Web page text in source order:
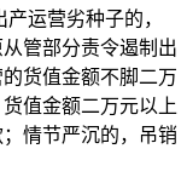
运营劣种子的，
管部分责令遏制出
货值金额不脚二万
值金额二万元以上
情节严沉的，吊销